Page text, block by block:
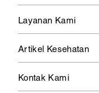
Layanan Kami
Artikel Kesehatan
Kontak Kami